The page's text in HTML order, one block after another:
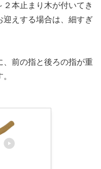
本止まり木が付いてき
迎えする場合は、細すぎ
、前の指と後ろの指が重